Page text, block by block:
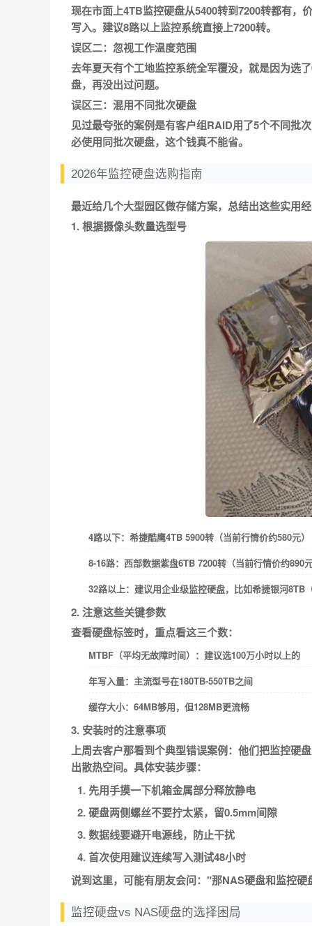
现在市面上4TB监控硬盘从5400转到7200转都有，
写入。建议8路以上监控系统直接上7200转。
误区二：忽视工作温度范围
去年夏天有个工地监控系统全军覆没，就是因为
盘，再没出过问题。
误区三：混用不同批次硬盘
见过最夸张的案例是有客户组RAID用了5个不同批
必使用同批次硬盘，这个钱真不能省。
2026年监控硬盘选购指南
最近给几个大型园区做存储方案，总结出这些实用
1. 根据摄像头数量选型号
4路以下：希捷酷鹰4TB 5900转（当前行情价约580元）
8-16路：西部数据紫盘6TB 7200转（当前行情价约890
32路以上：建议用企业级监控硬盘，比如希捷银河8TB
2. 注意这些关键参数
查看硬盘标签时，重点看这三个数：
MTBF（平均无故障时间）：建议选100万小时以上的
年写入量：主流型号在180TB-550TB之间
缓存大小：64MB够用，但128MB更流畅
3. 安装时的注意事项
上周去客户那看到个典型错误案例：他们把监控硬
出散热空间。具体安装步骤：
先用手摸一下机箱金属部分释放静电
硬盘两侧螺丝不要拧太紧，留0.5mm间隙
数据线要避开电源线，防止干扰
首次使用建议连续写入测试48小时
说到这里，可能有朋友会问："那NAS硬盘和监控
监控硬盘vs NAS硬盘的选择困局